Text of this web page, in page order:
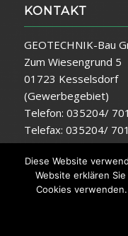
KONTAKT
GEOTECHNIK-Bau
Zum Wiesengrund 5
01723 Kesselsdorf
(Gewerbegebiet)
Telefon: 035204/
Telefax: 035204/
E-Mail:
Diese Website
Website erklären
Cookies